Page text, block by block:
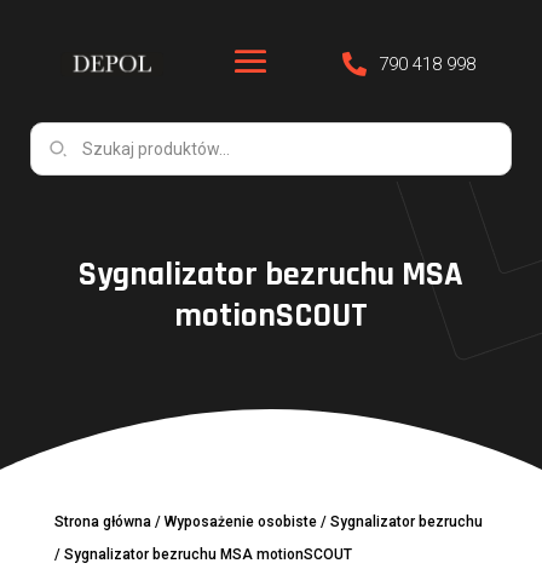
790 418 998
Sygnalizator bezruchu MSA
motionSCOUT
Strona główna/ Wyposażenie osobiste/ Sygnalizator bezruchu
/ Sygnalizator bezruchu MSA motionSCOUT